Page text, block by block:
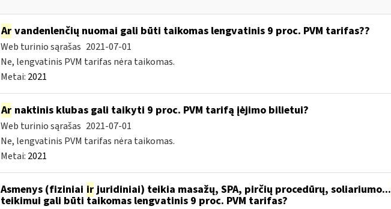
Arvandenlenčių nuomai gali būti taikomas lengvatinis 9 proc. PVM tarifas??
Web turinio sąrašas 2021-07-01
Ne, lengvatinis PVM tarifas nėra taikomas.
Metai: 2021
Arnaktinis klubas gali taikyti 9 proc. PVM tarifą įėjimo bilietui?
Web turinio sąrašas 2021-07-01
Ne, lengvatinis PVM tarifas nėra taikomas.
Metai: 2021
Asmenys (fiziniai irjuridiniai) teikia masažų, SPA, pirčių procedūrų, soliariumo...
teikimui gali būti taikomas lengvatinis 9 proc. PVM tarifas?